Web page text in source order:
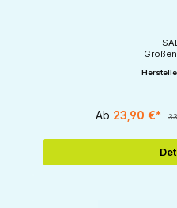
Ab 23,90 €*